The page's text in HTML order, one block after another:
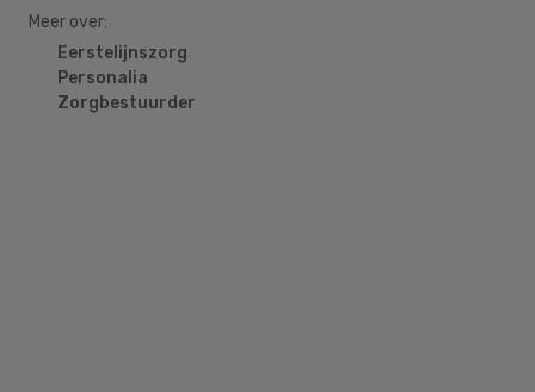
Meer over:
Eerstelijnszorg
Personalia
Zorgbestuurder